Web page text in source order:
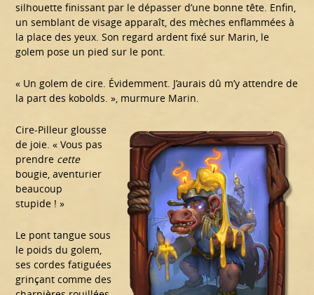
silhouette finissant par le dépasser d’une bonne tête. Enfin,
un semblant de visage apparaît, des mèches enflammées à
la place des yeux. Son regard ardent fixé sur Marin, le
golem pose un pied sur le pont.
« Un golem de cire. Évidemment. J’aurais dû m’y attendre de
la part des kobolds. », murmure Marin.
Cire-Pilleur glousse
de joie. « Vous pas
prendre cette
bougie, aventurier
beaucoup
stupide ! »
Le pont tangue sous
le poids du golem,
ses cordes fatiguées
grinçant comme des